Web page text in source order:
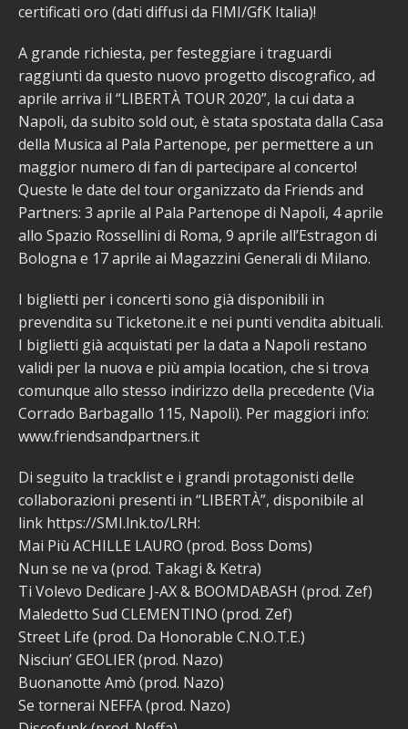
certificati oro (dati diffusi da FIMI/GfK Italia)!
A grande richiesta, per festeggiare i traguardi
raggiunti da questo nuovo progetto discografico, ad
aprile arriva il “LIBERTÀ TOUR 2020”, la cui data a
Napoli, da subito sold out, è stata spostata dalla Casa
della Musica al Pala Partenope, per permettere a un
maggior numero di fan di partecipare al concerto!
Queste le date del tour organizzato da Friends and
Partners: 3 aprile al Pala Partenope di Napoli, 4 aprile
allo Spazio Rossellini di Roma, 9 aprile all’Estragon di
Bologna e 17 aprile ai Magazzini Generali di Milano.
I biglietti per i concerti sono già disponibili in
prevendita su Ticketone.it e nei punti vendita abituali.
I biglietti già acquistati per la data a Napoli restano
validi per la nuova e più ampia location, che si trova
comunque allo stesso indirizzo della precedente (Via
Corrado Barbagallo 115, Napoli). Per maggiori info:
www.friendsandpartners.it
Di seguito la tracklist e i grandi protagonisti delle
collaborazioni presenti in “LIBERTÀ”, disponibile al
link https://SMI.lnk.to/LRH:
Mai Più ACHILLE LAURO (prod. Boss Doms)
Nun se ne va (prod. Takagi & Ketra)
Ti Volevo Dedicare J-AX & BOOMDABASH (prod. Zef)
Maledetto Sud CLEMENTINO (prod. Zef)
Street Life (prod. Da Honorable C.N.O.T.E.)
Nisciun’ GEOLIER (prod. Nazo)
Buonanotte Amò (prod. Nazo)
Se tornerai NEFFA (prod. Nazo)